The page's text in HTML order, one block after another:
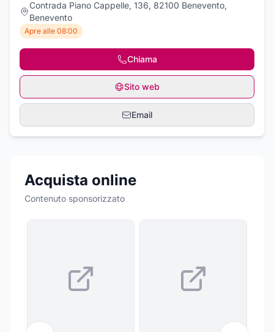
Contrada Piano Cappelle, 136, 82100 Benevento,
Benevento
Apre alle 08:00
Chiama
Sito web
Email
Acquista online
Contenuto sponsorizzato